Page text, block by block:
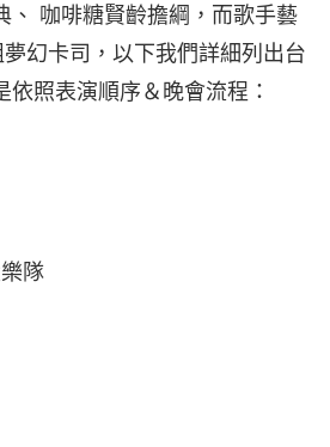
、 咖啡糖賢齡擔綱，而歌手藝
幻卡司，以下我們詳細列出台
依照表演順序＆晚會流程：
隊